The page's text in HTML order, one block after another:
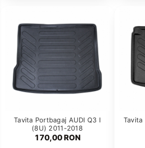
Tavita Portbagaj AUDI Q3 I
(8U) 2011-2018
170,00 RON
Tavita